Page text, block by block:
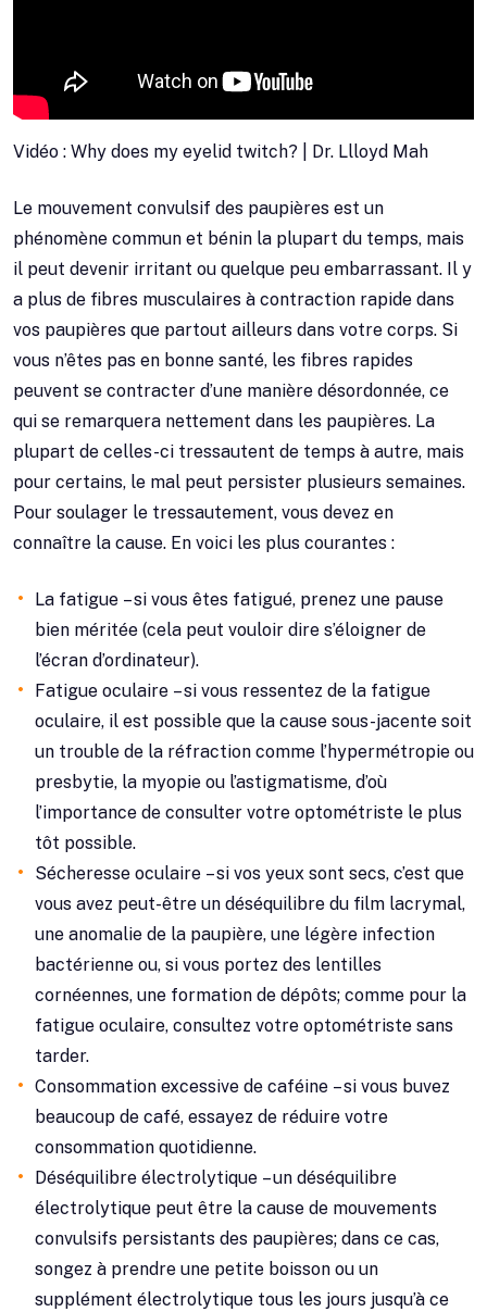
Vidéo : Why does my eyelid twitch? | Dr. Llloyd Mah
Le mouvement convulsif des paupières est un
phénomène commun et bénin la plupart du temps, mais
il peut devenir irritant ou quelque peu embarrassant. Il y
a plus de fibres musculaires à contraction rapide dans
vos paupières que partout ailleurs dans votre corps. Si
vous n’êtes pas en bonne santé, les fibres rapides
peuvent se contracter d’une manière désordonnée, ce
qui se remarquera nettement dans les paupières. La
plupart de celles-ci tressautent de temps à autre, mais
pour certains, le mal peut persister plusieurs semaines.
Pour soulager le tressautement, vous devez en
connaître la cause. En voici les plus courantes :
La fatigue – si vous êtes fatigué, prenez une pause
bien méritée (cela peut vouloir dire s’éloigner de
l’écran d’ordinateur).
Fatigue oculaire – si vous ressentez de la fatigue
oculaire, il est possible que la cause sous-jacente soit
un trouble de la réfraction comme l’hypermétropie ou
presbytie, la myopie ou l’astigmatisme, d’où
l’importance de consulter votre optométriste le plus
tôt possible.
Sécheresse oculaire – si vos yeux sont secs, c’est que
vous avez peut-être un déséquilibre du film lacrymal,
une anomalie de la paupière, une légère infection
bactérienne ou, si vous portez des lentilles
cornéennes, une formation de dépôts; comme pour la
fatigue oculaire, consultez votre optométriste sans
tarder.
Consommation excessive de caféine – si vous buvez
beaucoup de café, essayez de réduire votre
consommation quotidienne.
Déséquilibre électrolytique – un déséquilibre
électrolytique peut être la cause de mouvements
convulsifs persistants des paupières; dans ce cas,
songez à prendre une petite boisson ou un
supplément électrolytique tous les jours jusqu’à ce